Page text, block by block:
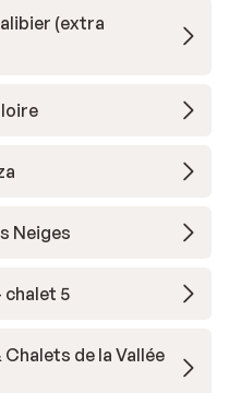
(extra
Neiges
chalet 5
Chalets de la Vallée